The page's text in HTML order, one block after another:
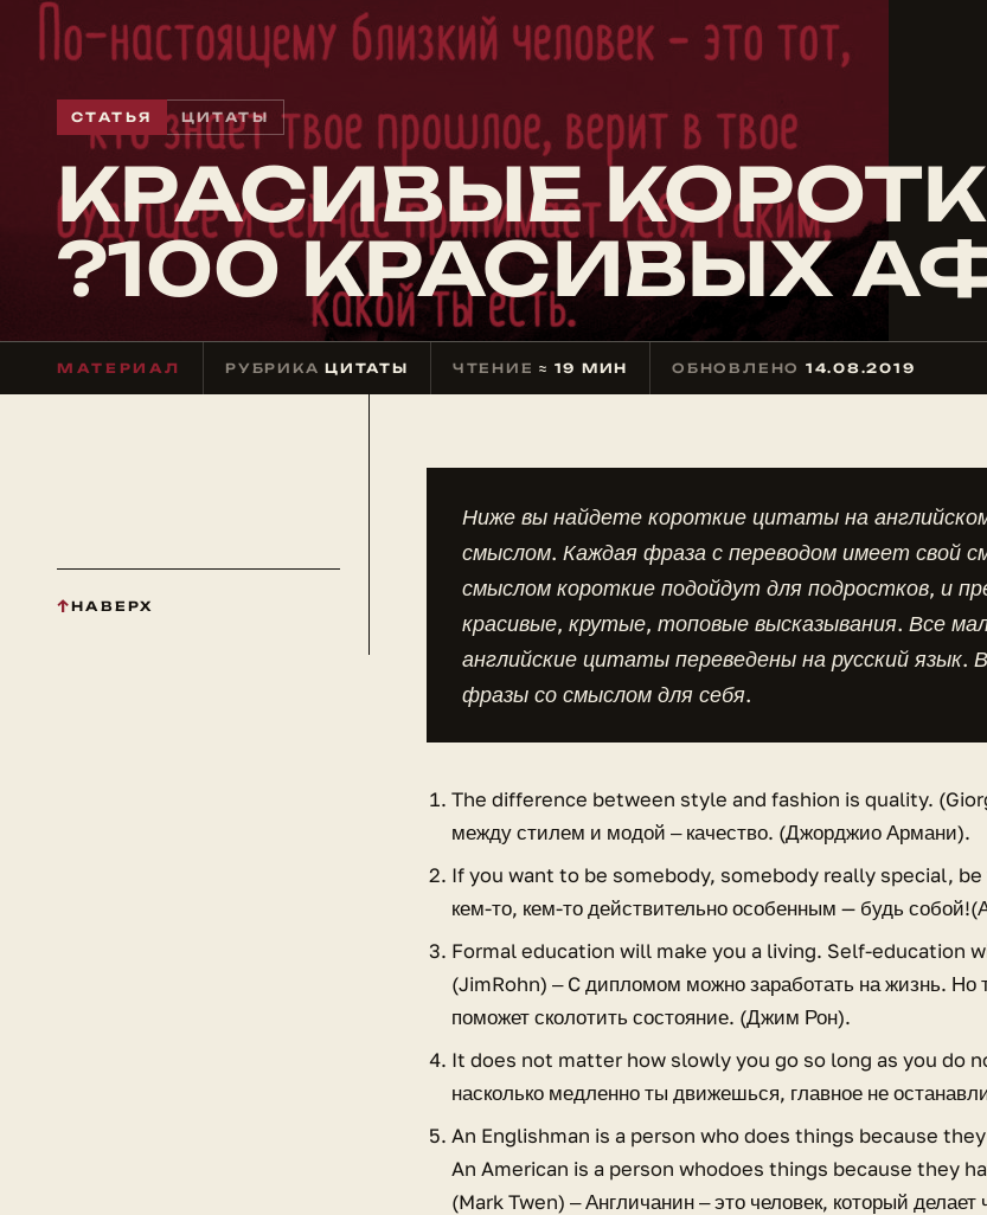
СТАТЬЯ ЦИТАТЫ
КРАСИВЫЕ
?100 КРАСИВЫХ
МАТЕРИАЛ РУБРИКАЦИТАТЫ ЧТЕНИЕ≈ 19 МИН ОБНОВЛЕНО 14.08.2019
НАВЕРХ
Ниже вы найдете короткие цитаты на
смыслом. Каждая фраза с переводом имеет свой
смыслом короткие подойдут для подростков, и
красивые, крутые, топовые высказывания. Все
английские цитаты переведены на русский язык.
фразы со смыслом для себя.
The difference between style and fashion is quality.
между стилем и модой ‒ качество. (Джорджио Армани).
If you want to be somebody, somebody really special,
кем-то, кем-то действительно особенным — будь
Formal education will make you a living. Self-education
(JimRohn) ‒ C дипломом можно заработать на жизнь. Но
поможет сколотить состояние. (Джим Рон).
It does not matter how slowly you go so long as you do
насколько медленно ты движешься, главное не
An Englishman is a person who does things because
An American is a person whodoes things because they
(Mark Twen) ‒ Англичанин ‒ это человек, который делает